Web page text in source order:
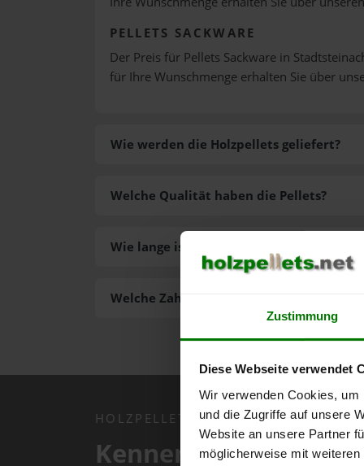
Zustimmung
Diese Webseite verwendet
Wir verwenden Cookies,
und die Zugriffe auf unsere
Website an unsere Partner
möglicherweise mit
PELLETS SACKWARE
Der Preis für Pellets Sackware in
für Ihre Wunschmenge erhalten Sie über
Wie werden die Holzpellets geliefert?
Welche Zahlungsarten gibt es?
Welche Qualität haben die Pellets?
Wie lange ist die Lieferzeit der Pellets?
HOLZPELLETS.NET APP
Kennen Sie schon